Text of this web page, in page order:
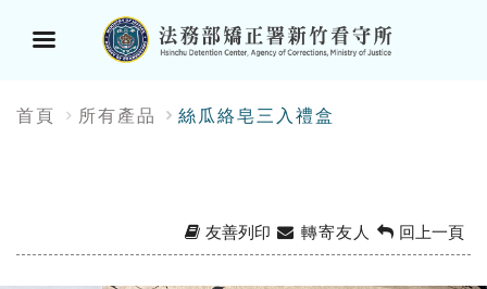
單
首頁 所有產品 絲瓜絡皂三入禮盒
友善列印 轉寄友人 回上一頁